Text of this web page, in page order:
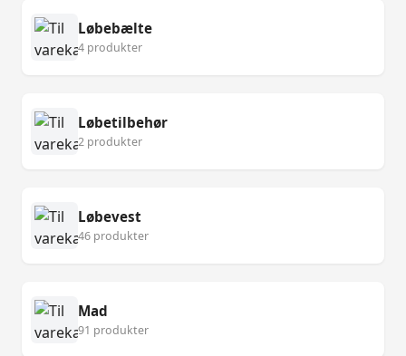
Løbebælte
4 produkter
Løbetilbehør
2 produkter
Løbevest
46 produkter
Mad
91 produkter